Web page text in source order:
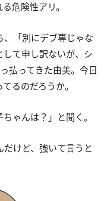
危険性アリ。
「別にデブ専じゃな
て申し訳ないが、シ
払ってきた由美。今日
るのだろうか。
ゃんは？」と聞く。
だけど、強いて言うと